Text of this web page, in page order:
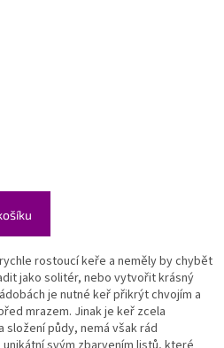
rostoucí keře a neměly by chybět
jako solitér, nebo vytvořit krásný
je nutné keř přikrýt chvojím a
mrazem. Jinak je keř zcela
složení půdy, nemá však rád